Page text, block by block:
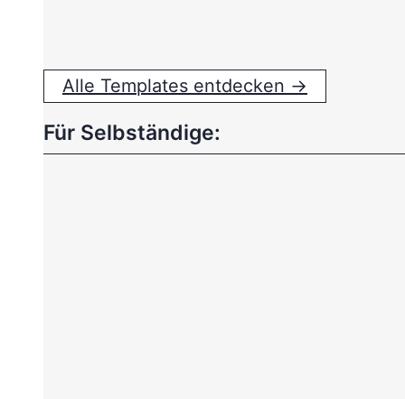
Alle Templates entdecken →
Für Selbständige: